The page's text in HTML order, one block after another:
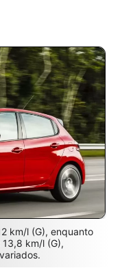
km/l (G), enquanto
km/l (G),